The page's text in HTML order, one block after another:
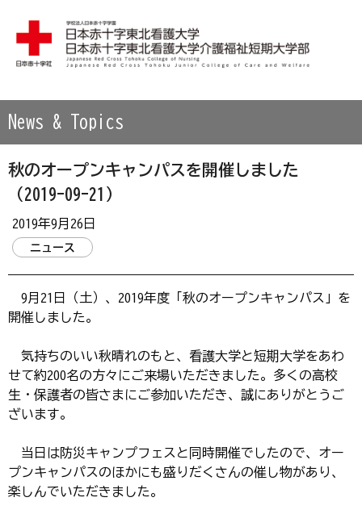
News & Topics
秋のオープンキャンパスを開催しました
（2019-09-21）
2019年9月26日
ニュース
9月21日（土）、2019年度「秋のオープンキャンパス」を
開催しました。
気持ちのいい秋晴れのもと、看護大学と短期大学をあわ
せて約200名の方々にご来場いただきました。多くの高校
生・保護者の皆さまにご参加いただき、誠にありがとうご
ざいます。
当日は防災キャンプフェスと同時開催でしたので、オー
プンキャンパスのほかにも盛りだくさんの催し物があり、
楽しんでいただきました。